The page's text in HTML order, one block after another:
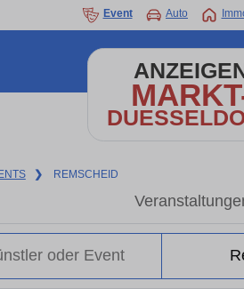
Event Auto
❯ REMSCHEID